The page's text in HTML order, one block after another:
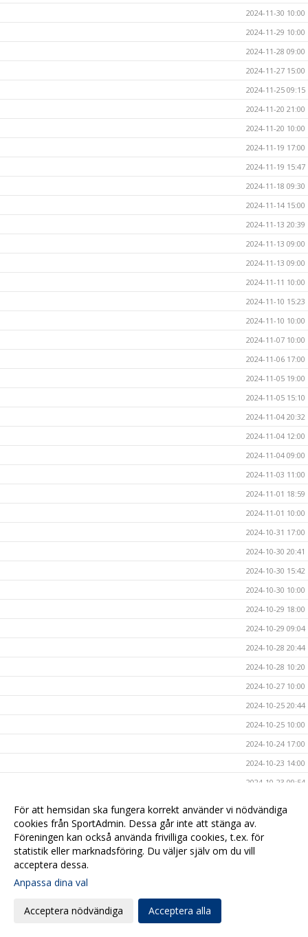
2024-11-30 10:00
2024-11-29 10:00
2024-11-28 09:00
2024-11-27 15:00
2024-11-25 09:15
2024-11-20 21:00
2024-11-20 10:00
2024-11-19 17:00
2024-11-19 15:47
2024-11-18 09:30
2024-11-14 15:00
2024-11-13 20:39
2024-11-13 09:00
2024-11-13 09:00
2024-11-11 10:00
2024-11-10 15:23
2024-11-10 10:00
2024-11-07 10:00
2024-11-06 17:00
2024-11-05 19:00
2024-11-05 15:10
2024-11-04 20:32
2024-11-04 12:00
2024-11-04 09:00
2024-11-03 11:00
2024-11-01 18:59
2024-11-01 10:00
2024-10-31 17:00
2024-10-30 20:41
2024-10-30 15:42
2024-10-30 10:00
2024-10-29 18:00
2024-10-29 09:04
2024-10-28 20:44
2024-10-28 10:20
2024-10-27 10:00
2024-10-25 20:44
2024-10-25 10:00
2024-10-24 17:00
2024-10-23 14:00
2024-10-23 09:54
2024-10-20 08:00
2024-10-17 17:00
För att hemsidan ska fungera korrekt använder vi nödvändiga
cookies från SportAdmin. Dessa går inte att stänga av.
Föreningen kan också använda frivilliga cookies, t.ex. för
statistik eller marknadsföring. Du väljer själv om du vill
acceptera dessa.
Anpassa dina val
Acceptera nödvändiga Acceptera alla